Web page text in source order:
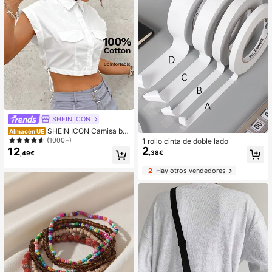
SHEIN ICON
Almacén UE SHEIN ICON Camisa bla
nca corta con detalle de solapa y c
ordón en el lateral
(1000+)
12 ,49€
1 rollo cinta de doble lado
2 ,38€
2Hay otros vendedores